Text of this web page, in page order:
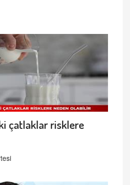
çatlaklar risklere